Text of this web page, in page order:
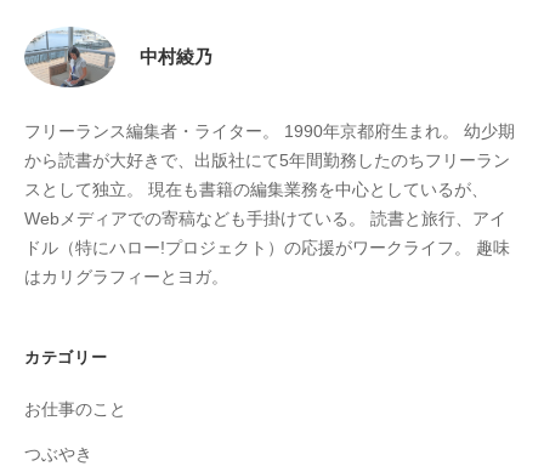
中村綾乃
フリーランス編集者・ライター。 1990年京都府生まれ。 幼少期
から読書が大好きで、出版社にて5年間勤務したのちフリーラン
スとして独立。 現在も書籍の編集業務を中心としているが、
Webメディアでの寄稿なども手掛けている。 読書と旅行、アイ
ドル（特にハロー!プロジェクト）の応援がワークライフ。 趣味
はカリグラフィーとヨガ。
カテゴリー
お仕事のこと
つぶやき